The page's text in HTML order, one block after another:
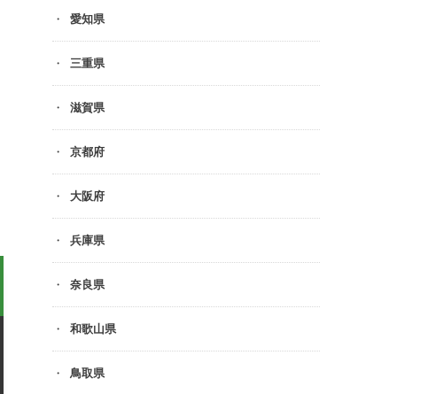
愛知県
三重県
滋賀県
京都府
大阪府
兵庫県
奈良県
和歌山県
鳥取県